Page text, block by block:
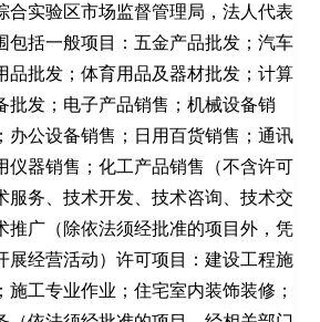
合实验区市场监督管理局，法人代表
包括一般项目：五金产品批发；汽车
品批发；体育用品及器材批发；计算
批发；电子产品销售；机械设备销
办公设备销售；日用百货销售；通讯
仪器销售；化工产品销售（不含许可
服务、技术开发、技术咨询、技术交
推广（除依法须经批准的项目外，凭
展经营活动）许可项目：建设工程施
施工专业作业；住宅室内装饰装修；